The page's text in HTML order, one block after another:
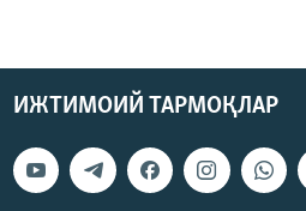
ИЖТИМОИЙ ТАРМОҚЛАР